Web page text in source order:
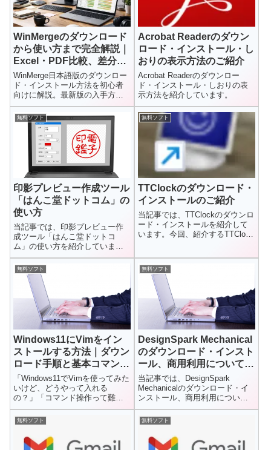
WinMergeのダウンロード
から使い方まで完全解説｜
Excel・PDF比較、差分の
み表示も対応
WinMerge日本語版のダウンロー
ド・インストール方法を初心者
向けに解説。最新版の入手方法
や32bit・64bit版の違い、基本的
な使い方、Excel・PDF比較、差
分のみ表示、フォルダ比較、3フ
ァイル比較まで実務経験を交え
て紹介します。
Acrobat Readerのダウン
ロード・インストール・し
おりの表示方法のご紹介
Acrobat Readerのダウンロー
ド・インストール・しおりの表
示方法を紹介しています。
無料ソフト
印影プレビュー作成ツール
「はんこ堂ドットコム」の
使い方
当記事では、印影プレビュー作
成ツール「はんこ堂ドットコ
ム」の使い方を紹介していま
す。印影プレビュー作成ツール
「はんこ堂ド...
無料ソフト
TTClockのダウンロード・
インストールのご紹介
当記事では、TTClockのダウンロ
ード・インストールを紹介して
います。今回、紹介するTTClock
無料ソフト
Windows11にVimをイン
ストールする方法｜ダウン
ロード手順と基本コマンド
をやさしく解説
「Windows11でVimを使ってみた
いけど、どうやって入れる
の？」「コマンド操作って難し
そう…」そんな方に向けて、
こ...
無料ソフト
DesignSpark Mechanical
のダウンロード・インスト
ール、商用利用についての
ご紹介
当記事では、DesignSpark
Mechanicalのダウンロード・イ
ンストール、商用利用について
紹介しています。D...
無料ソフト 無料ソフト